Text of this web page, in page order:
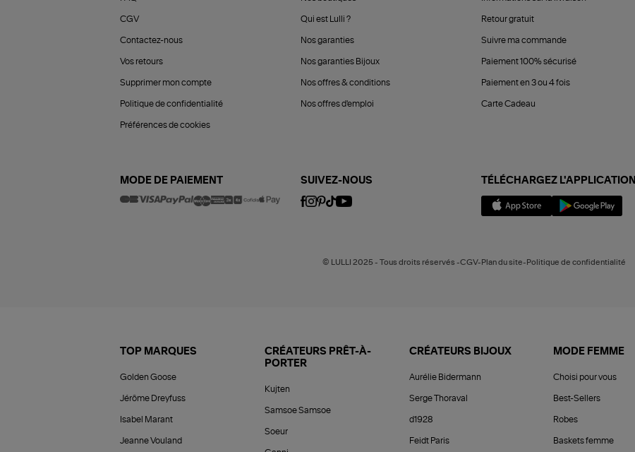
CGV
Contactez-nous
Vos retours
Supprimer mon compte
Politique de confidentialité
Préférences de cookies
Qui est Lulli ?
Nos garanties
Nos garanties Bijoux
Nos offres & conditions
Nos offres d'emploi
Retour gratuit
Suivre ma commande
Paiement 100% sécurisé
Paiement en 3 ou 4 fois
Carte Cadeau
MODE DE PAIEMENT SUIVEZ-NOUS TÉLÉCHARGEZ L'APPLICATION
© LULLI 2025 - Tous droits réservés -CGV-Plan du site-Politique de confidentialité
TOP MARQUES
Golden Goose
Jérôme Dreyfuss
Isabel Marant
Jeanne Vouland
CRÉATEURS PRÊT-À-
PORTER
Kujten
Samsoe Samsoe
Soeur
CRÉATEURS BIJOUX
Aurélie Bidermann
Serge Thoraval
d1928
Feidt Paris
MODE FEMME
Choisi pour vous
Best-Sellers
Robes
Baskets femme